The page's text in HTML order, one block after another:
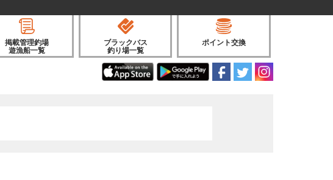
掲載管理釣場
遊漁船一覧
ブラックバス
釣り場一覧
ポイント交換